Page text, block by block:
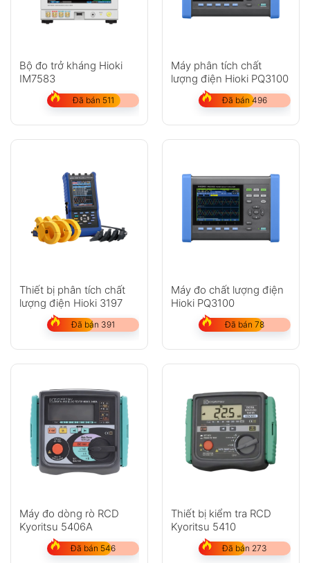
Bộ đo trở kháng Hioki
IM7583
Đã bán 511
Máy phân tích chất
lượng điện Hioki PQ3100
Đã bán 496
Thiết bị phân tích chất
lượng điện Hioki 3197
Đã bán 391
Máy đo chất lượng điện
Hioki PQ3100
Đã bán 78
Máy đo dòng rò RCD
Kyoritsu 5406A
Đã bán 546
Thiết bị kiểm tra RCD
Kyoritsu 5410
Đã bán 273